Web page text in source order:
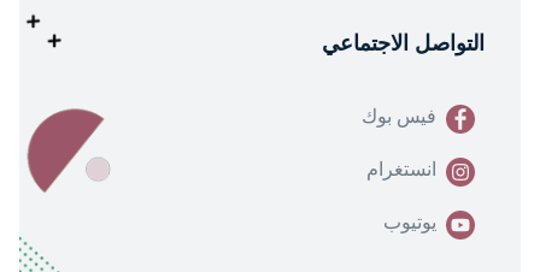
التواصل الاجتماعي
فيس بوك
انستغرام
يوتيوب